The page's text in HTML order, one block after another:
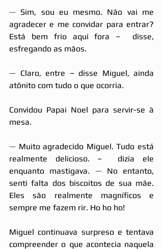
— Sim, sou eu mesmo. Não vai me
agradecer e me convidar para entrar?
Está bem frio aqui fora –  disse,
esfregando as mãos.
— Claro, entre – disse Miguel, ainda
atônito com tudo o que ocorria.
Convidou Papai Noel para servir-se à
mesa.
— Muito agradecido Miguel. Tudo está
realmente delicioso. –  dizia ele
enquanto mastigava. — No entanto,
senti falta dos biscoitos de sua mãe.
Eles são realmente magníficos e
sempre me fazem rir. Ho ho ho!
Miguel continuava surpreso e tentava
compreender o que acontecia naquela